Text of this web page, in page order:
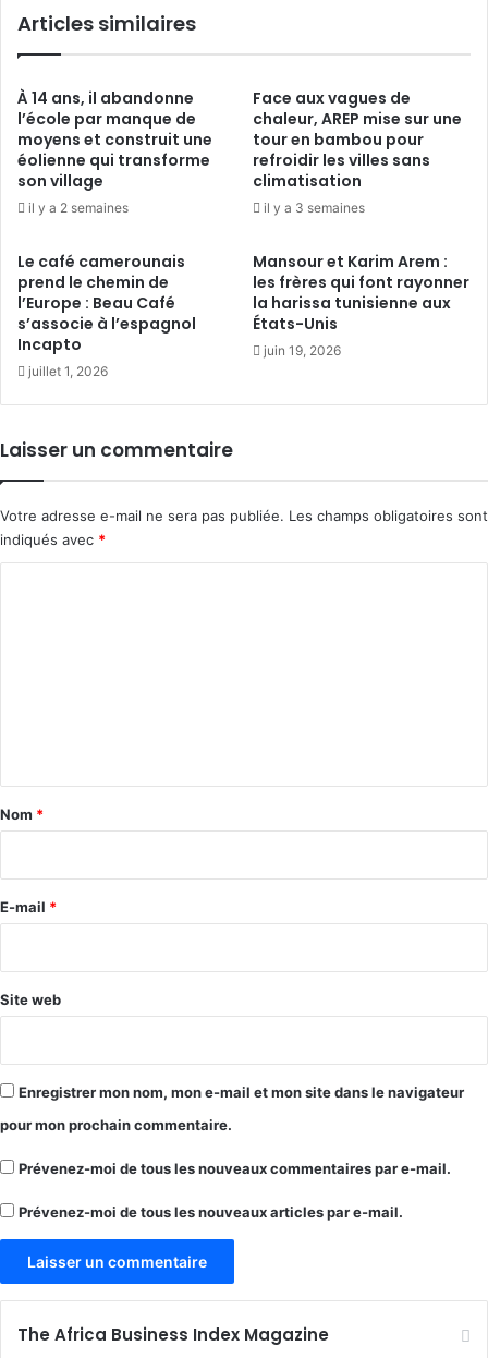
Articles similaires
À 14 ans, il abandonne
l’école par manque de
moyens et construit une
éolienne qui transforme
son village
il y a 2 semaines
Face aux vagues de
chaleur, AREP mise sur une
tour en bambou pour
refroidir les villes sans
climatisation
il y a 3 semaines
Le café camerounais
prend le chemin de
l’Europe : Beau Café
s’associe à l’espagnol
Incapto
juillet 1, 2026
Mansour et Karim Arem :
les frères qui font rayonner
la harissa tunisienne aux
États-Unis
juin 19, 2026
Laisser un commentaire
Votre adresse e-mail ne sera pas publiée. Les champs obligatoires sont
indiqués avec *
a
e
Nom *
E-mail *
Site web
Enregistrer mon nom, mon e-mail et mon site dans le navigateur
pour mon prochain commentaire.
Prévenez-moi de tous les nouveaux commentaires par e-mail.
Prévenez-moi de tous les nouveaux articles par e-mail.
The Africa Business Index Magazine